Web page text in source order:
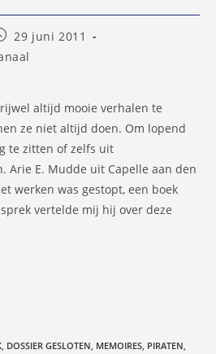
29 juni 2011
altijd mooie verhalen te
ze niet altijd doen. Om lopend
te zitten of zelfs uit
Arie E. Mudde uit Capelle aan den
werken was gestopt, een boek
vertelde mij hij over deze
, DOSSIER GESLOTEN, MEMOIRES, PIRATEN,